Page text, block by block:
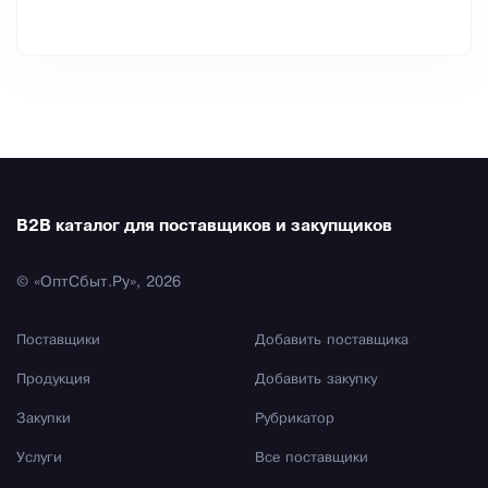
B2B каталог для поставщиков и закупщиков
© «ОптСбыт.Ру», 2026
Поставщики
Продукция
Закупки
Услуги
Добавить поставщика
Добавить закупку
Рубрикатор
Все поставщики